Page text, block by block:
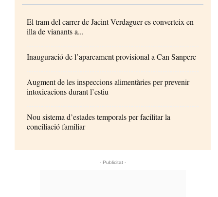
El tram del carrer de Jacint Verdaguer es converteix en
illa de vianants a...
Inauguració de l’aparcament provisional a Can Sanpere
Augment de les inspeccions alimentàries per prevenir
intoxicacions durant l’estiu
Nou sistema d’estades temporals per facilitar la
conciliació familiar
- Publicitat -